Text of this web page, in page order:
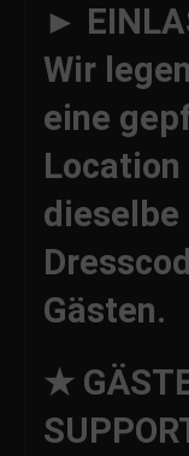
►
Wir
eine
dieselbe
Gästen.
★